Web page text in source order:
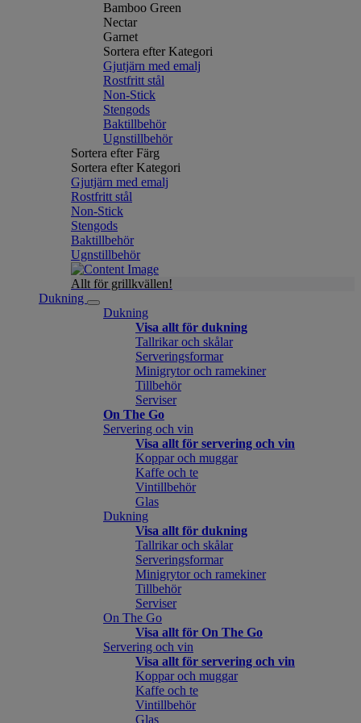
Bamboo Green
Nectar
Garnet
Sortera efter Kategori
Gjutjärn med emalj
Rostfritt stål
Non-Stick
Stengods
Baktillbehör
Ugnstillbehör
Sortera efter Färg
Sortera efter Kategori
Gjutjärn med emalj
Rostfritt stål
Non-Stick
Stengods
Baktillbehör
Ugnstillbehör
Allt för grillkvällen!
Dukning
Dukning
Visa allt för dukning
Tallrikar och skålar
Serveringsformar
Minigrytor och ramekiner
Tillbehör
Serviser
On The Go
Servering och vin
Visa allt för servering och vin
Koppar och muggar
Kaffe och te
Vintillbehör
Glas
Dukning
Visa allt för dukning
Tallrikar och skålar
Serveringsformar
Minigrytor och ramekiner
Tillbehör
Serviser
On The Go
Visa allt för On The Go
Servering och vin
Visa allt för servering och vin
Koppar och muggar
Kaffe och te
Vintillbehör
Glas